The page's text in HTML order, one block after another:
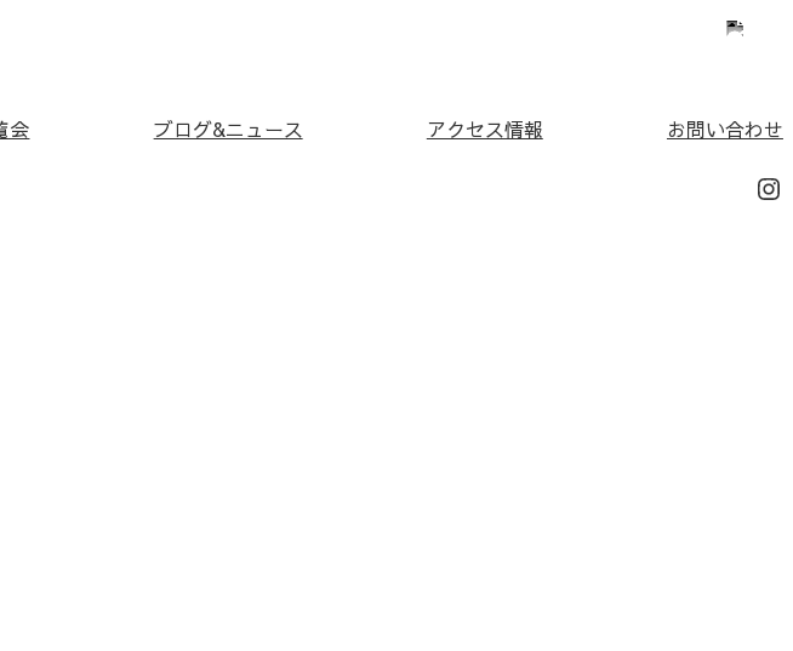
会 ブログ&ニュース アクセス情報 お問い合わせ